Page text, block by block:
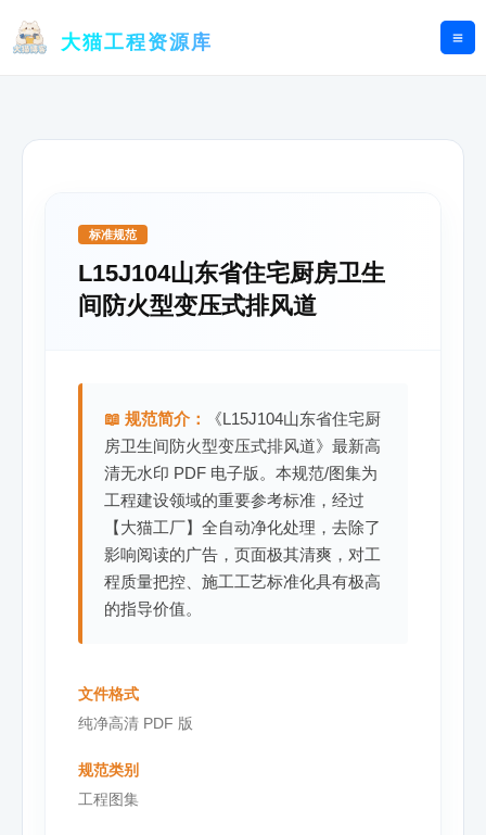
大猫工程资源库
标准规范
L15J104山东省住宅厨房卫生
间防火型变压式排风道
📖 规范简介：
《L15J104山东省住宅厨
房卫生间防火型变压式排风道》最新高
清无水印 PDF 电子版。本规范/图集为
工程建设领域的重要参考标准，经过
【大猫工厂】全自动净化处理，去除了
影响阅读的广告，页面极其清爽，对工
程质量把控、施工工艺标准化具有极高
的指导价值。
文件格式
纯净高清 PDF 版
规范类别
工程图集